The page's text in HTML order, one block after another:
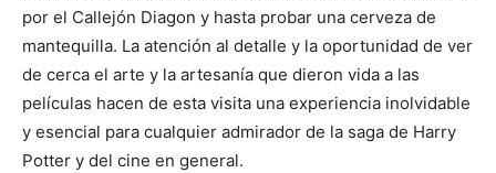
por el Callejón Diagon y hasta probar una cerveza de
mantequilla. La atención al detalle y la oportunidad de ver
de cerca el arte y la artesanía que dieron vida a las
películas hacen de esta visita una experiencia inolvidable
y esencial para cualquier admirador de la saga de Harry
Potter y del cine en general.